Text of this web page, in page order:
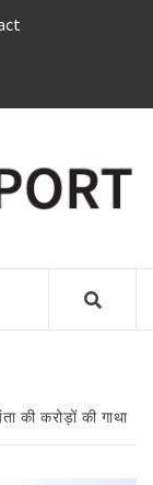
की करोड़ों की गाथा